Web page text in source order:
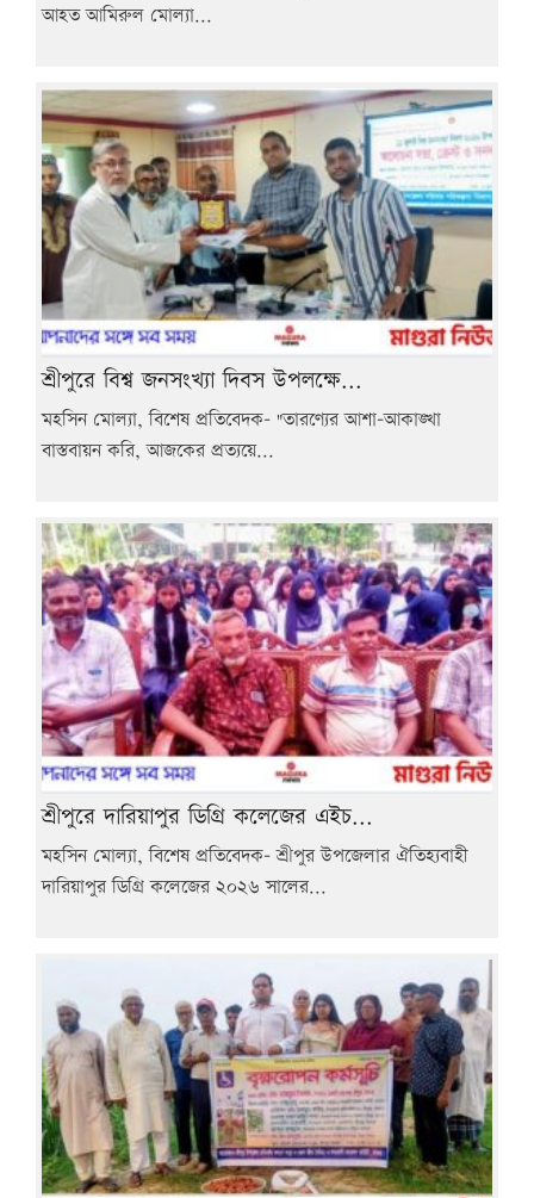
আহত আমিরুল মোল্যা...
শ্রীপুরে বিশ্ব জনসংখ্যা দিবস উপলক্ষে...
মহসিন মোল্যা, বিশেষ প্রতিবেদক- "তারণ্যের আশা-আকাঙ্খা
বাস্তবায়ন করি, আজকের প্রত্যয়ে...
শ্রীপুরে দারিয়াপুর ডিগ্রি কলেজের এইচ...
মহসিন মোল্যা, বিশেষ প্রতিবেদক- শ্রীপুর উপজেলার ঐতিহ্যবাহী
দারিয়াপুর ডিগ্রি কলেজের ২০২৬ সালের...